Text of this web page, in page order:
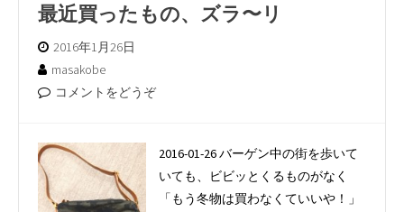
最近買ったもの、ズラ〜リ
2016年1月26日
masakobe
コメントをどうぞ
2016-01-26 バーゲン中の街を歩いて
いても、ビビッとくるものがなく
「もう冬物は買わなくていいや！」